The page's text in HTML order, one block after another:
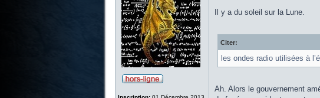
Il y a du soleil sur la Lune.
Citer:
les ondes radio utilisées à
Ah. Alors le gouvernement